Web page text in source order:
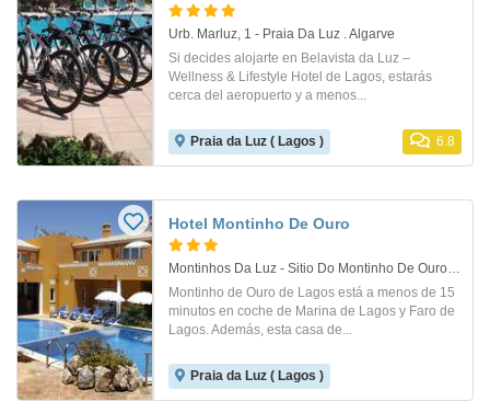
Urb. Marluz, 1 - Praia Da Luz . Algarve
Si decides alojarte en Belavista da Luz –
Wellness & Lifestyle Hotel de Lagos, estarás
cerca del aeropuerto y a menos...
Praia da Luz ( Lagos ) 6.8
Hotel Montinho De Ouro
Montinhos Da Luz - Sitio Do Montinho De Ouro 2203B. Lagos
Montinho de Ouro de Lagos está a menos de 15
minutos en coche de Marina de Lagos y Faro de
Lagos. Además, esta casa de...
Praia da Luz ( Lagos )